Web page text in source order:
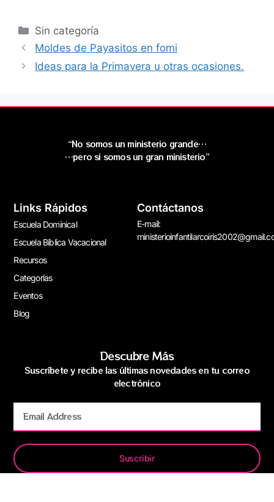
Sin categoría
Moldes de Payasitos en fomi
Ideas para la Primavera u otras ocasiones.
“No somos un ministerio grande…
…pero si somos un gran ministerio”
Links Rápidos
Escuela Dominical
Escuela Bíblica Vacacional
Recursos
Categorías
Eventos
Blog
Contáctanos
E-mail:
Descubre Más
Suscríbete y recibe las últimas novedades en tu correo
electrónico
Suscribir